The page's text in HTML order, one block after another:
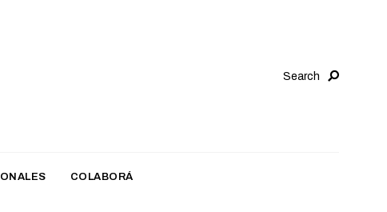
Search
COLABORÁ